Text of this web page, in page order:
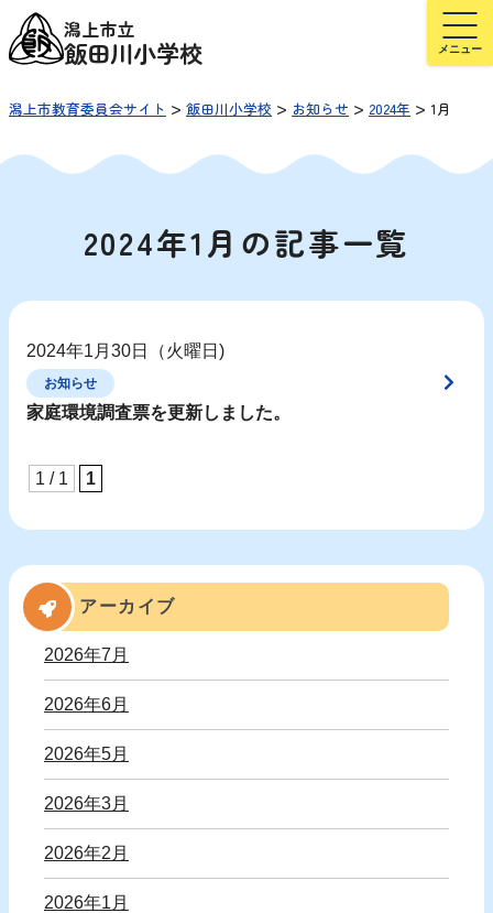
潟上市立
飯田川小学校
潟上市教育委員会サイト > 飯田川小学校 > お知らせ > 2024年 > 1月
2024年1月の記事一覧
2024年1月30日（火曜日)
お知らせ
家庭環境調査票を更新しました。
1 / 1 1
アーカイブ
2026年7月
2026年6月
2026年5月
2026年3月
2026年2月
2026年1月